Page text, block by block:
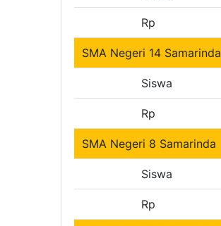
Rp
SMA Negeri 14 Samarinda
Siswa
Rp
SMA Negeri 8 Samarinda
Siswa
Rp